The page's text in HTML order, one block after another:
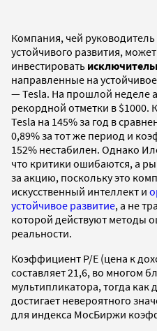
Компания, чей
устойчивого развития,
инвестировать
направленные на
— Tesla. На прошлой неделе
рекордной отметки в $1000.
Tesla на 145% за год в
0,89% за тот же период и
152% нестабилен. Однако
что критики ошибаются, а
за акцию, поскольку это
искусственный интеллект и
устойчивое развитие, а не
которой действуют методы
реальности.
Коэффициент P/E (цена к
составляет 21,6, во многом
мультипликатора, тогда
достигает невероятного
для индекса МосБиржи